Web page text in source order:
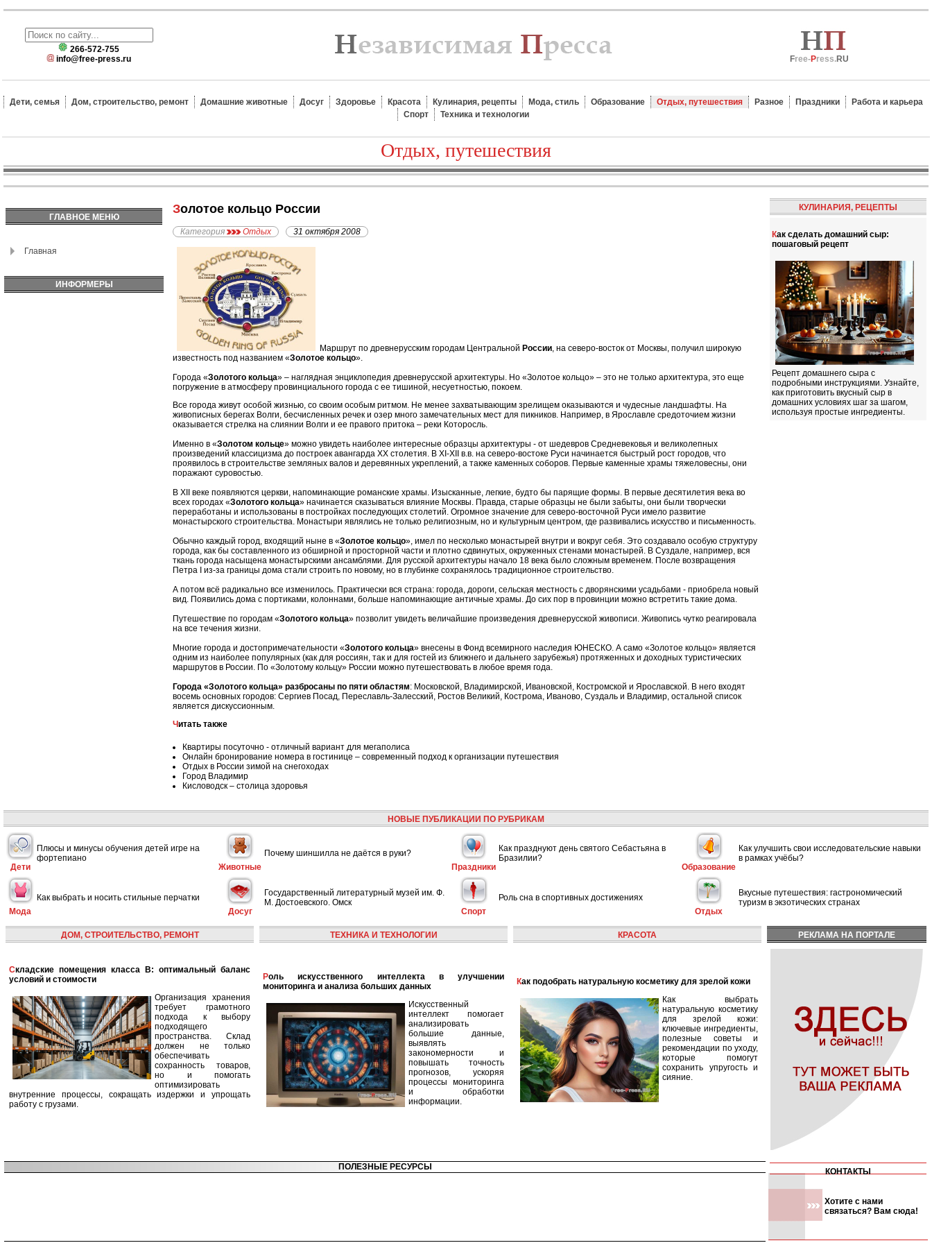
266-572-755
info@free-press.ru
Free-Press.RU
Дети, семья Дом, строительство, ремонт Домашние животные Досуг Здоровье Красота Кулинария, рецепты Мода, стиль Образование Отдых, путешествия Разное Праздники
Работа и карьера
Спорт
Техника и технологии
Отдых, путешествия
ГЛАВНОЕ МЕНЮ
Главная
ИНФОРМЕРЫ
Золотое кольцо России
Категория Отдых 31 октября 2008
Маршрут по древнерусским городам Центральной России , на северо-восток от Москвы, получил широкую
известность под названием «Золотое кольцо».
Города «Золотого кольца» – наглядная энциклопедия древнерусской архитектуры. Но «Золотое кольцо» – это не только архитектура, это еще
погружение в атмосферу провинциального города с ее тишиной, несуетностью, покоем.
Все города живут особой жизнью, со своим особым ритмом. Не менее захватывающим зрелищем оказываются и чудесные ландшафты. На
живописных берегах Волги, бесчисленных речек и озер много замечательных мест для пикников. Например, в Ярославле средоточием жизни
оказывается стрелка на слиянии Волги и ее правого притока – реки Которосль.
Именно в «Золотом кольце» можно увидеть наиболее интересные образцы архитектуры - от шедевров Средневековья и великолепных
произведений классицизма до построек авангарда XX столетия. В XI-XII в.в. на северо-востоке Руси начинается быстрый рост городов, что
проявилось в строительстве земляных валов и деревянных укреплений, а также каменных соборов. Первые каменные храмы тяжеловесны, они
поражают суровостью.
В XII веке появляются церкви, напоминающие романские храмы. Изысканные, легкие, будто бы парящие формы. В первые десятилетия века во
всех городах «Золотого кольца» начинается сказываться влияние Москвы. Правда, старые образцы не были забыты, они были творчески
переработаны и использованы в постройках последующих столетий. Огромное значение для северо-восточной Руси имело развитие
монастырского строительства. Монастыри являлись не только религиозным, но и культурным центром, где развивались искусство и письменность.
Обычно каждый город, входящий ныне в «Золотое кольцо», имел по несколько монастырей внутри и вокруг себя. Это создавало особую структуру
города, как бы составленного из обширной и просторной части и плотно сдвинутых, окруженных стенами монастырей. В Суздале, например, вся
ткань города насыщена монастырскими ансамблями. Для русской архитектуры начало 18 века было сложным временем. После возвращения
Петра I из-за границы дома стали строить по новому, но в глубинке сохранялось традиционное строительство.
А потом всё радикально все изменилось. Практически вся страна: города, дороги, сельская местность с дворянскими усадьбами - приобрела новый
вид. Появились дома с портиками, колоннами, больше напоминающие античные храмы. До сих пор в провинции можно встретить такие дома.
Путешествие по городам «Золотого кольца» позволит увидеть величайшие произведения древнерусской живописи. Живопись чутко реагировала
на все течения жизни.
Многие города и достопримечательности «Золотого кольца» внесены в Фонд всемирного наследия ЮНЕСКО. А само «Золотое кольцо» является
одним из наиболее популярных (как для россиян, так и для гостей из ближнего и дальнего зарубежья) протяженных и доходных туристических
маршрутов в России. По «Золотому кольцу» России можно путешествовать в любое время года.
Города «Золотого кольца» разбросаны по пяти областям: Московской, Владимирской, Ивановской, Костромской и Ярославской. В него входят
восемь основных городов: Сергиев Посад, Переславль-Залесский, Ростов Великий, Кострома, Иваново, Суздаль и Владимир, остальной список
является дискуссионным.
Читать также
Квартиры посуточно - отличный вариант для мегаполиса
Онлайн бронирование номера в гостинице – современный подход к организации путешествия
Отдых в России зимой на снегоходах
Город Владимир
Кисловодск – столица здоровья
КУЛИНАРИЯ, РЕЦЕПТЫ
Как сделать домашний сыр:
пошаговый рецепт
Рецепт домашнего сыра с
подробными инструкциями. Узнайте,
как приготовить вкусный сыр в
домашних условиях шаг за шагом,
используя простые ингредиенты.
НОВЫЕ ПУБЛИКАЦИИ ПО РУБРИКАМ
Дети
Плюсы и минусы обучения детей игре на
фортепиано
Животные
Почему шиншилла не даётся в руки?
Праздники
Как празднуют день святого Себастьяна в
Бразилии?
Образование
Как улучшить свои исследовательские навыки
в рамках учёбы?
Мода
Как выбрать и носить стильные перчатки
Досуг
Государственный литературный музей им. Ф.
М. Достоевского. Омск
Спорт
Роль сна в спортивных достижениях
Отдых
Вкусные путешествия: гастрономический
туризм в экзотических странах
ДОМ, СТРОИТЕЛЬСТВО, РЕМОНТ
Складские помещения класса B: оптимальный баланс
условий и стоимости
Организация хранения
требует грамотного
подхода к выбору
подходящего
пространства. Склад
должен не только
обеспечивать
сохранность товаров,
но и помогать
оптимизировать
внутренние процессы, сокращать издержки и упрощать
работу с грузами.
ТЕХНИКА И ТЕХНОЛОГИИ
Роль искусственного интеллекта в улучшении
мониторинга и анализа больших данных
Искусственный
интеллект помогает
анализировать
большие данные,
выявлять
закономерности и
повышать точность
прогнозов, ускоряя
процессы мониторинга
и обработки
информации.
КРАСОТА
Как подобрать натуральную косметику для зрелой кожи
Как выбрать
натуральную косметику
для зрелой кожи:
ключевые ингредиенты,
полезные советы и
рекомендации по уходу,
которые помогут
сохранить упругость и
сияние.
РЕКЛАМА НА ПОРТАЛЕ
ПОЛЕЗНЫЕ РЕСУРСЫ КОНТАКТЫ
Хотите с нами
связаться? Вам сюда!